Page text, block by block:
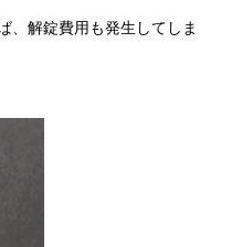
、解錠費用も発生してしま